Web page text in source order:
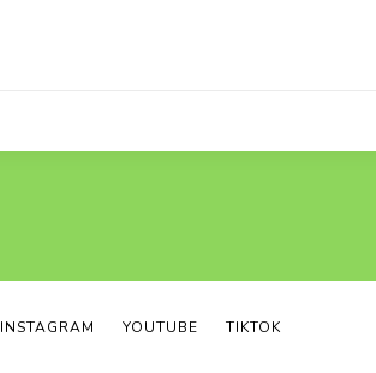
INSTAGRAM YOUTUBE TIKTOK